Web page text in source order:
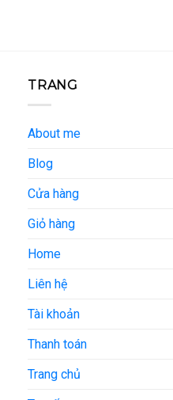
TRANG
About me
Blog
Cửa hàng
Giỏ hàng
Home
Liên hệ
Tài khoản
Thanh toán
Trang chủ